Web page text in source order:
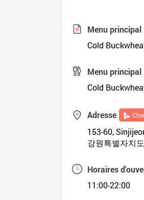
Menu principal
Cold
Menu principal
Cold
Adresse
153-60,
강원특별자치
Horaires
11:00-22:00